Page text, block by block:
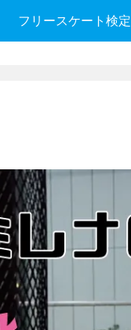
フリースケート検定